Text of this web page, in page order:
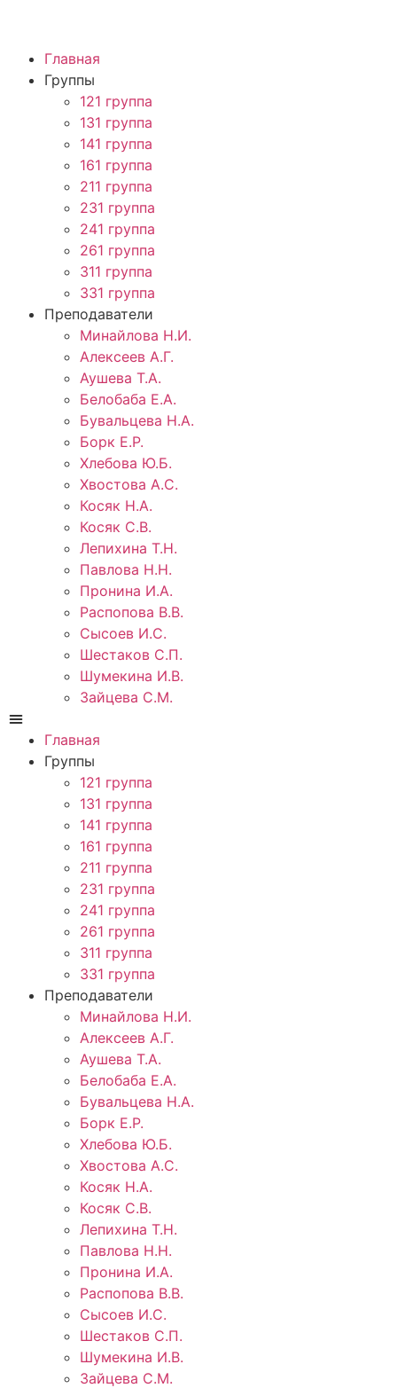
Главная
Группы
121 группа
131 группа
141 группа
161 группа
211 группа
231 группа
241 группа
261 группа
311 группа
331 группа
Преподаватели
Минайлова Н.И.
Алексеев А.Г.
Аушева Т.А.
Белобаба Е.А.
Бувальцева Н.А.
Борк Е.Р.
Хлебова Ю.Б.
Хвостова А.С.
Косяк Н.А.
Косяк С.В.
Лепихина Т.Н.
Павлова Н.Н.
Пронина И.А.
Распопова В.В.
Сысоев И.С.
Шестаков С.П.
Шумекина И.В.
Зайцева С.М.
Главная
Группы
121 группа
131 группа
141 группа
161 группа
211 группа
231 группа
241 группа
261 группа
311 группа
331 группа
Преподаватели
Минайлова Н.И.
Алексеев А.Г.
Аушева Т.А.
Белобаба Е.А.
Бувальцева Н.А.
Борк Е.Р.
Хлебова Ю.Б.
Хвостова А.С.
Косяк Н.А.
Косяк С.В.
Лепихина Т.Н.
Павлова Н.Н.
Пронина И.А.
Распопова В.В.
Сысоев И.С.
Шестаков С.П.
Шумекина И.В.
Зайцева С.М.